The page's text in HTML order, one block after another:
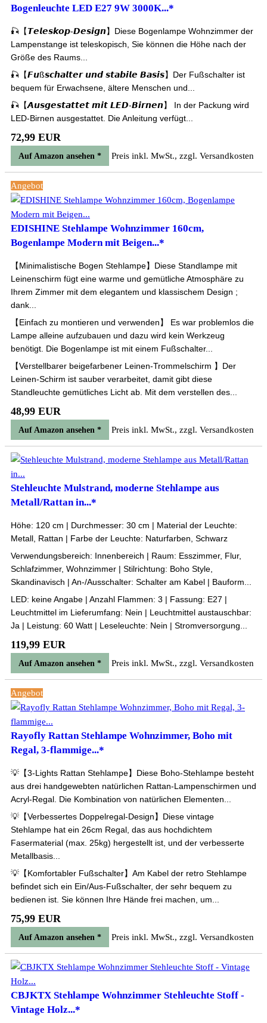
Bogenleuchte LED E27 9W 3000K...*
🎣【𝙏𝙚𝙡𝙚𝙨𝙠𝙤𝙥-𝘿𝙚𝙨𝙞𝙜𝙣】Diese Bogenlampe Wohnzimmer der
Lampenstange ist teleskopisch, Sie können die Höhe nach der
Größe des Raums...
🎣【𝙁𝙪ß𝙨𝙘𝙝𝙖𝙡𝙩𝙚𝙧 𝙪𝙣𝙙 𝙨𝙩𝙖𝙗𝙞𝙡𝙚 𝘽𝙖𝙨𝙞𝙨】Der Fußschalter ist
bequem für Erwachsene, ältere Menschen und...
🎣【𝘼𝙪𝙨𝙜𝙚𝙨𝙩𝙖𝙩𝙩𝙚𝙩 𝙢𝙞𝙩 𝙇𝙀𝘿-𝘽𝙞𝙧𝙣𝙚𝙣】 In der Packung wird
LED-Birnen ausgestattet. Die Anleitung verfügt...
72,99 EUR
Auf Amazon ansehen * Preis inkl. MwSt., zzgl. Versandkosten
Angebot
EDISHINE Stehlampe Wohnzimmer 160cm,
Bogenlampe Modern mit Beigen...*
【Minimalistische Bogen Stehlampe】Diese Standlampe mit
Leinenschirm fügt eine warme und gemütliche Atmosphäre zu
Ihrem Zimmer mit dem elegantem und klassischem Design ;
dank...
【Einfach zu montieren und verwenden】 Es war problemlos die
Lampe alleine aufzubauen und dazu wird kein Werkzeug
benötigt. Die Bogenlampe ist mit einem Fußschalter...
【Verstellbarer beigefarbener Leinen-Trommelschirm 】Der
Leinen-Schirm ist sauber verarbeitet, damit gibt diese
Standleuchte gemütliches Licht ab. Mit dem verstellen des...
48,99 EUR
Auf Amazon ansehen * Preis inkl. MwSt., zzgl. Versandkosten
Stehleuchte Mulstrand, moderne Stehlampe aus
Metall/Rattan in...*
Höhe: 120 cm | Durchmesser: 30 cm | Material der Leuchte:
Metall, Rattan | Farbe der Leuchte: Naturfarben, Schwarz
Verwendungsbereich: Innenbereich | Raum: Esszimmer, Flur,
Schlafzimmer, Wohnzimmer | Stilrichtung: Boho Style,
Skandinavisch | An-/Ausschalter: Schalter am Kabel | Bauform...
LED: keine Angabe | Anzahl Flammen: 3 | Fassung: E27 |
Leuchtmittel im Lieferumfang: Nein | Leuchtmittel austauschbar:
Ja | Leistung: 60 Watt | Leseleuchte: Nein | Stromversorgung...
119,99 EUR
Auf Amazon ansehen * Preis inkl. MwSt., zzgl. Versandkosten
Angebot
Rayofly Rattan Stehlampe Wohnzimmer, Boho mit
Regal, 3-flammige...*
💡【3-Lights Rattan Stehlampe】Diese Boho-Stehlampe besteht
aus drei handgewebten natürlichen Rattan-Lampenschirmen und
Acryl-Regal. Die Kombination von natürlichen Elementen...
💡【Verbessertes Doppelregal-Design】Diese vintage
Stehlampe hat ein 26cm Regal, das aus hochdichtem
Fasermaterial (max. 25kg) hergestellt ist, und der verbesserte
Metallbasis...
💡【Komfortabler Fußschalter】Am Kabel der retro Stehlampe
befindet sich ein Ein/Aus-Fußschalter, der sehr bequem zu
bedienen ist. Sie können Ihre Hände frei machen, um...
75,99 EUR
Auf Amazon ansehen * Preis inkl. MwSt., zzgl. Versandkosten
CBJKTX Stehlampe Wohnzimmer Stehleuchte Stoff -
Vintage Holz...*